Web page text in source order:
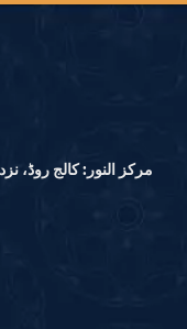
مرکز النور: کالج روڈ،